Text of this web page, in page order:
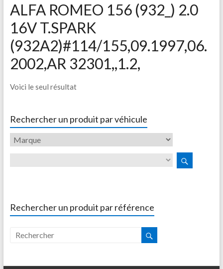
ALFA ROMEO 156 (932_) 2.0
16V T.SPARK
(932A2)#114/155,09.1997,06.
2002,AR 32301,,1.2,
Voici le seul résultat
Rechercher un produit par véhicule
Rechercher un produit par référence